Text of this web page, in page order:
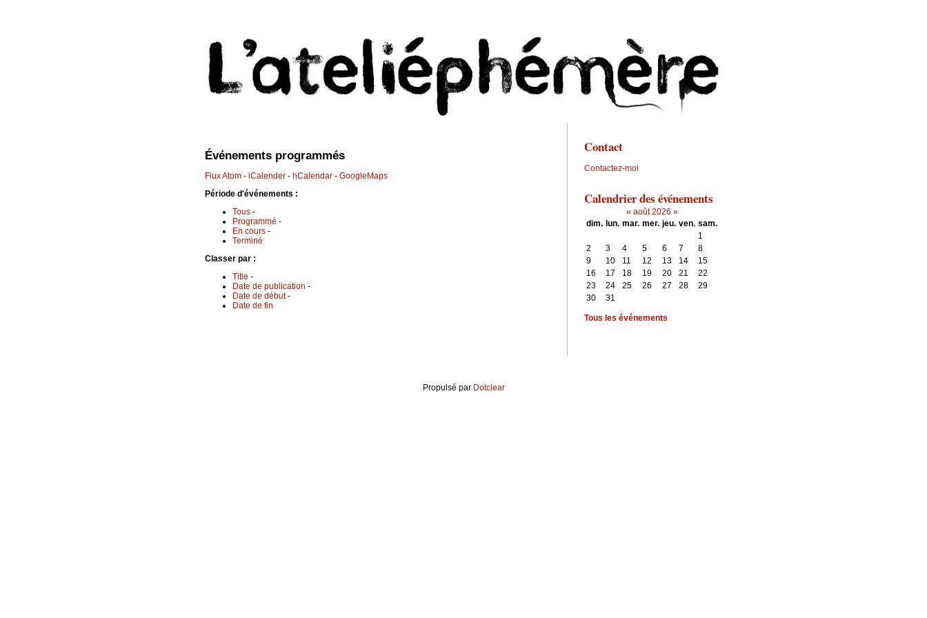
Événements programmés
Flux Atom - iCalender - hCalendar - GoogleMaps
Période d'événements :
Tous -
Programmé -
En cours -
Terminé
Classer par :
Title -
Date de publication -
Date de début-
Date de fin
Contact
Contactez-moi
Calendrier des événements
« août 2026 »
dim. lun. mar. mer. jeu. ven. sam.
1
2
3 4 5 6 7
8
9
10 11 12 13 14
15
16
17 18 19 20 21
22
23
24 25 26 27 28
29
30
31
Tous les événements
Propulsé par Dotclear